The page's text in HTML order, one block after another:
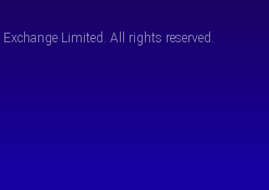
Exchange Limited. All rights reserved.